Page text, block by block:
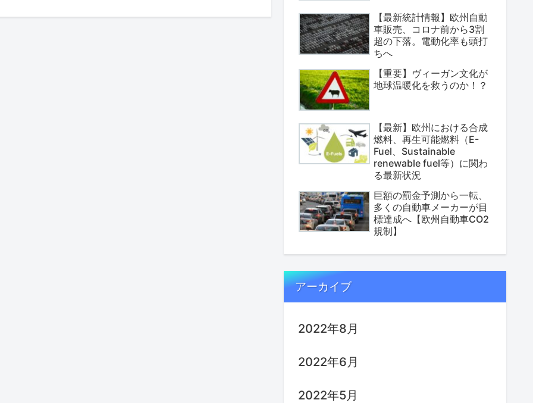
【最新統計情報】欧州自動
車販売、コロナ前から3割
超の下落。電動化率も頭打
ちへ
【重要】ヴィーガン文化が
地球温暖化を救うのか！？
【最新】欧州における合成
燃料、再生可能燃料（E-
Fuel、Sustainable
renewable fuel等）に関わ
る最新状況
巨額の罰金予測から一転、
多くの自動車メーカーが目
標達成へ【欧州自動車CO2
規制】
アーカイブ
2022年8月
2022年6月
2022年5月